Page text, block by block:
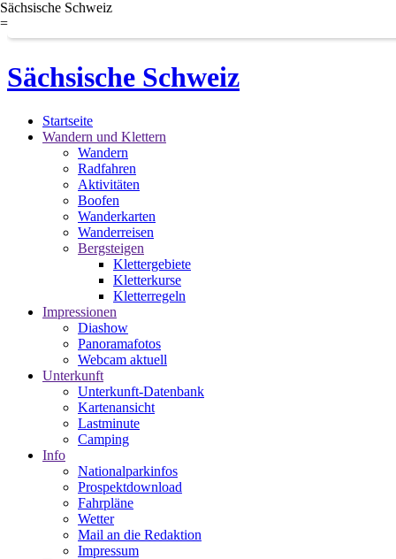
Sächsische Schweiz
=
Sächsische Schweiz
Startseite
Wandern und Klettern
Wandern
Radfahren
Aktivitäten
Boofen
Wanderkarten
Wanderreisen
Bergsteigen
Klettergebiete
Kletterkurse
Kletterregeln
Impressionen
Diashow
Panoramafotos
Webcam aktuell
Unterkunft
Unterkunft-Datenbank
Kartenansicht
Lastminute
Camping
Info
Nationalparkinfos
Prospektdownload
Fahrpläne
Wetter
Mail an die Redaktion
Impressum